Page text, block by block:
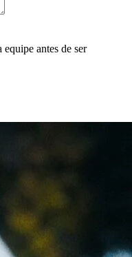
equipe antes de ser